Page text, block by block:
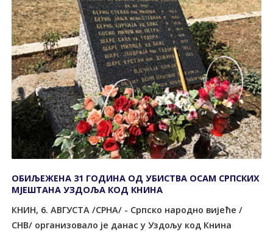
ОБИЉЕЖЕНА 31 ГОДИНА ОД УБИСТВА ОСАМ СРПСКИХ
МЈЕШТАНА УЗДОЉА КОД КНИНА
КНИН, 6. АВГУСТА /СРНА/ - Српско народно вијеће /
СНВ/ организовало је данас у Уздољу код Книна